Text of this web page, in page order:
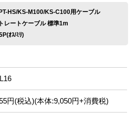
HS/KS-M100/KS-C100用ケーブル
レートケーブル 標準1m
ｵｽ/ﾐﾘ)
円(税込)(本体:9,050円+消費税)